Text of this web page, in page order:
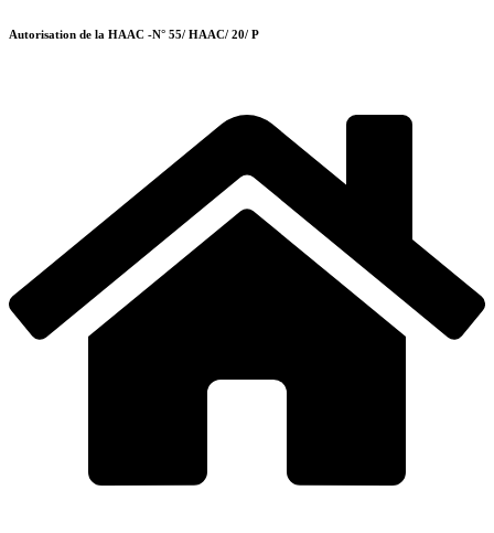
Autorisation de la HAAC -N° 55/ HAAC/ 20/ P